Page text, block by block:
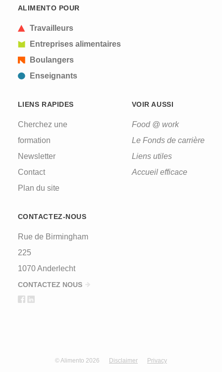
ALIMENTO POUR
Travailleurs
Entreprises alimentaires
Boulangers
Enseignants
LIENS RAPIDES
Cherchez une
formation
Newsletter
Contact
Plan du site
VOIR AUSSI
Food @ work
Le Fonds de carrière
Liens utiles
Accueil efficace
CONTACTEZ-NOUS
Rue de Birmingham
225
1070 Anderlecht
CONTACTEZ NOUS
© Alimento 2026 Disclaimer Privacy